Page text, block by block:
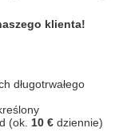
klienta!
długotrwałego
(ok. 10 € dziennie)